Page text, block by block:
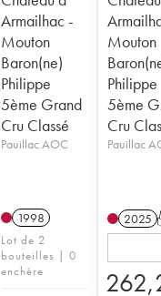
Armailhac -
Mouton
Baron(ne)
Philippe
5ème Grand
Cru Classé
Pauillac AOC
1998
Lot de 2
bouteilles | 0
enchère
Mouton
Philippe
5ème
Cru
Pauillac
2025